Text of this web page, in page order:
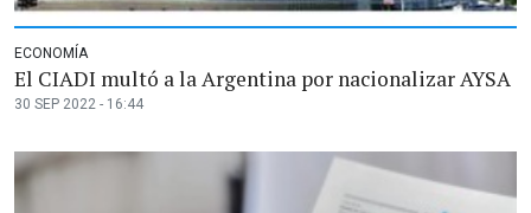
ECONOMÍA
El CIADI multó a la Argentina por nacionalizar AYSA
30 SEP 2022 - 16:44